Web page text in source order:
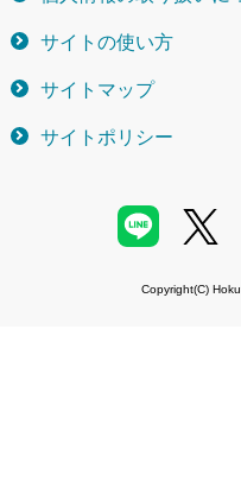
サイトの使い方
サイトマップ
サイトポリシー
Copyright(C)